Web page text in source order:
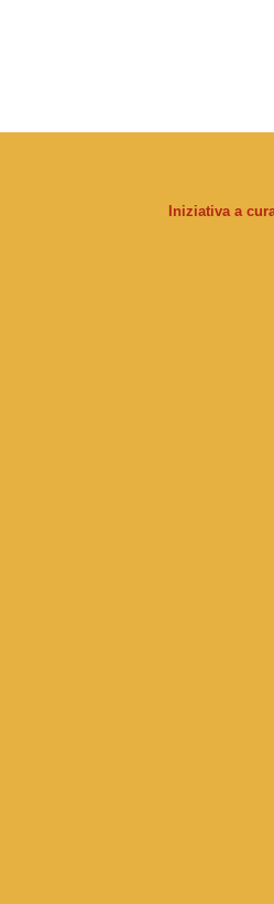
Iniziativa a